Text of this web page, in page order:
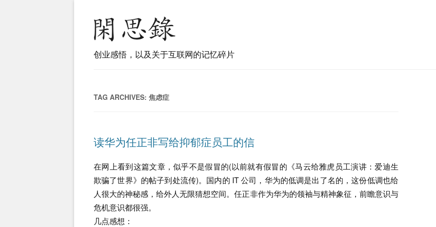
创业感悟，以及关于互联网的记忆碎片
TAG ARCHIVES: 焦虑症
读华为任正非写给抑郁症员工的信
在网上看到这篇文章，似乎不是假冒的(以前就有假冒的《马云给雅虎员工演讲：爱迪生
欺骗了世界》的帖子到处流传)。国内的 IT 公司，华为的低调是出了名的，这份低调也给
人很大的神秘感，给外人无限猜想空间。任正非作为华为的领袖与精神象征，前瞻意识与
危机意识都很强。
几点感想：